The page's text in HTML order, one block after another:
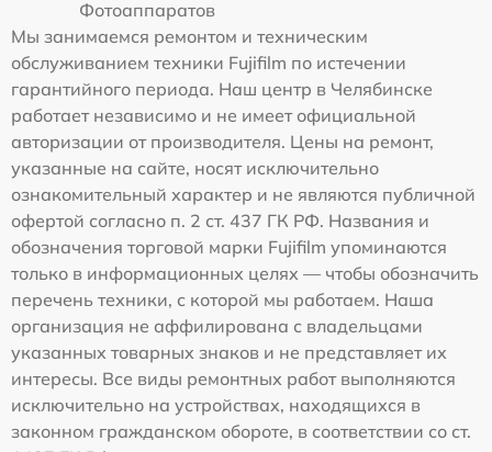
Фотоаппаратов
Мы занимаемся ремонтом и техническим
обслуживанием техники Fujifilm по истечении
гарантийного периода. Наш центр в Челябинске
работает независимо и не имеет официальной
авторизации от производителя. Цены на ремонт,
указанные на сайте, носят исключительно
ознакомительный характер и не являются публичной
офертой согласно п. 2 ст. 437 ГК РФ. Названия и
обозначения торговой марки Fujifilm упоминаются
только в информационных целях — чтобы обозначить
перечень техники, с которой мы работаем. Наша
организация не аффилирована с владельцами
указанных товарных знаков и не представляет их
интересы. Все виды ремонтных работ выполняются
исключительно на устройствах, находящихся в
законном гражданском обороте, в соответствии со ст.